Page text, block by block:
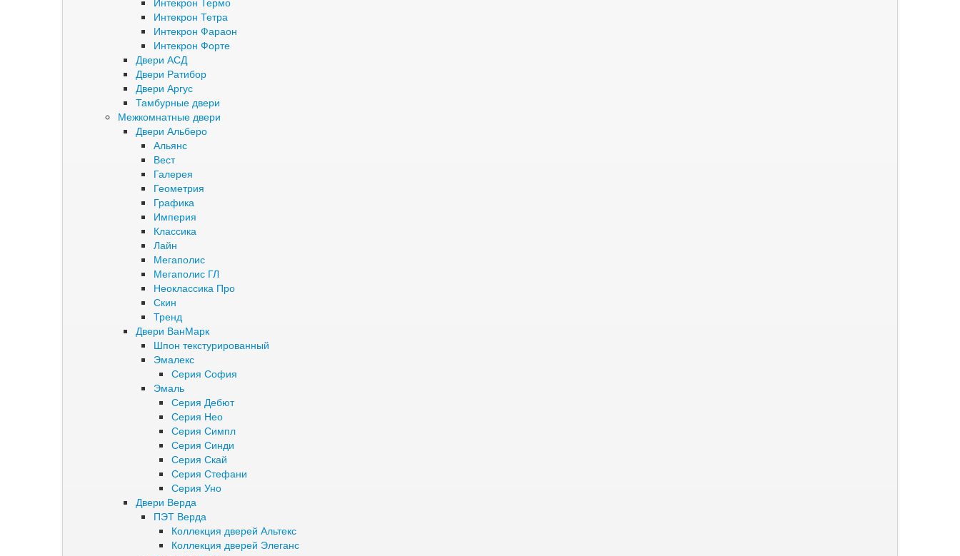
Интекрон Тетра
Интекрон Фараон
Интекрон Форте
Двери АСД
Двери Ратибор
Двери Аргус
Тамбурные двери
Межкомнатные двери
Двери Альберо
Альянс
Вест
Галерея
Геометрия
Графика
Империя
Классика
Лайн
Мегаполис
Мегаполис ГЛ
Неоклассика Про
Скин
Тренд
Двери ВанМарк
Шпон текстурированный
Эмалекс
Серия София
Эмаль
Серия Дебют
Серия Нео
Серия Симпл
Серия Синди
Серия Скай
Серия Стефани
Серия Уно
Двери Верда
ПЭТ Верда
Коллекция дверей Альтекс
Коллекция дверей Элеганс